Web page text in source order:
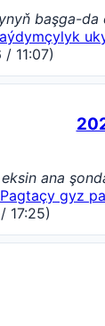
başga-
11:07)
ana
gyz
17:25)